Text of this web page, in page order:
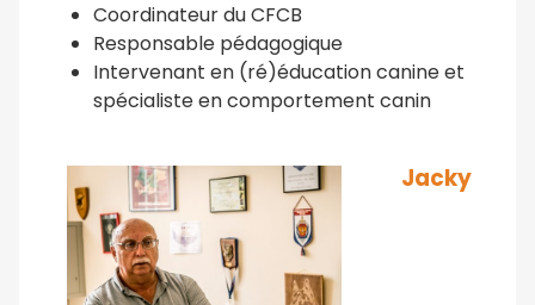
Coordinateur du CFCB
Responsable pédagogique
Intervenant en (ré)éducation canine et
spécialiste en comportement canin
Jacky